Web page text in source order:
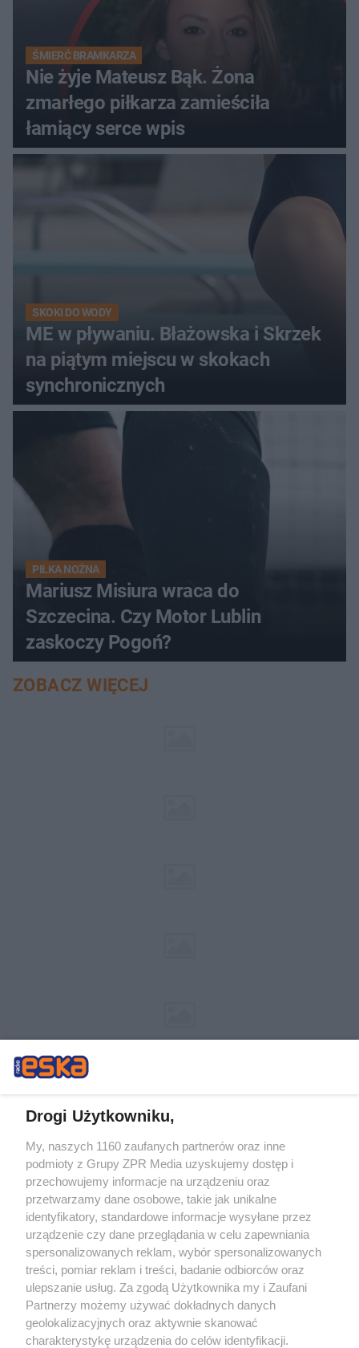
ŚMIERĆ BRAMKARZA
Nie żyje Mateusz Bąk. Żona
zmarłego piłkarza zamieściła
łamiący serce wpis
SKOKI DO WODY
ME w pływaniu. Błażowska i Skrzek
na piątym miejscu w skokach
synchronicznych
PIŁKA NOŻNA
Mariusz Misiura wraca do
Szczecina. Czy Motor Lublin
zaskoczy Pogoń?
ZOBACZ WIĘCEJ
Żaden utwór zamieszczony w serwisie nie może być powielany i
rozpowszechniany lub dalej rozpowszechniany w jakikolwiek sposób (w
tym także elektroniczny lub mechaniczny) na jakimkolwiek polu
eksploatacji w jakiejkolwiek formie, włącznie z umieszczaniem w Internecie
bez pisemnej zgody właściciela praw. Jakiekolwiek użycie lub
wykorzystanie utworów w całości lub w części z naruszeniem prawa, tzn.
bez właściwej zgody, jest zabronione pod groźbą kary i może być ścigane
prawnie.
Drogi Użytkowniku,
My, naszych 1160 zaufanych partnerów oraz inne
podmioty z Grupy ZPR Media uzyskujemy dostęp i
przechowujemy informacje na urządzeniu oraz
przetwarzamy dane osobowe, takie jak unikalne
identyfikatory, standardowe informacje wysyłane przez
urządzenie czy dane przeglądania w celu zapewniania
spersonalizowanych reklam, wybór spersonalizowanych
treści, pomiar reklam i treści, badanie odbiorców oraz
ulepszanie usług. Za zgodą Użytkownika my i Zaufani
Partnerzy możemy używać dokładnych danych
geolokalizacyjnych oraz aktywnie skanować
charakterystykę urządzenia do celów identyfikacji.